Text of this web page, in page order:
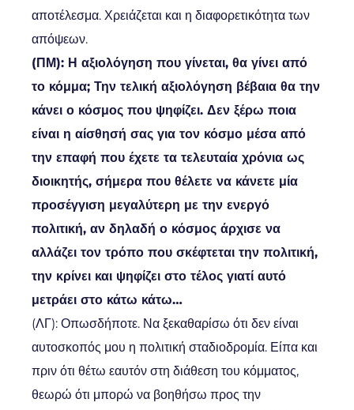
αποτέλεσμα. Χρειάζεται και η διαφορετικότητα των
απόψεων.
(ΠΜ): Η αξιολόγηση που γίνεται, θα γίνει από
το κόμμα; Την τελική αξιολόγηση βέβαια θα την
κάνει ο κόσμος που ψηφίζει. Δεν ξέρω ποια
είναι η αίσθησή σας για τον κόσμο μέσα από
την επαφή που έχετε τα τελευταία χρόνια ως
διοικητής, σήμερα που θέλετε να κάνετε μία
προσέγγιση μεγαλύτερη με την ενεργό
πολιτική, αν δηλαδή ο κόσμος άρχισε να
αλλάζει τον τρόπο που σκέφτεται την πολιτική,
την κρίνει και ψηφίζει στο τέλος γιατί αυτό
μετράει στο κάτω κάτω…
(ΛΓ): Οπωσδήποτε. Να ξεκαθαρίσω ότι δεν είναι
αυτοσκοπός μου η πολιτική σταδιοδρομία. Είπα και
πριν ότι θέτω εαυτόν στη διάθεση του κόμματος,
θεωρώ ότι μπορώ να βοηθήσω προς την